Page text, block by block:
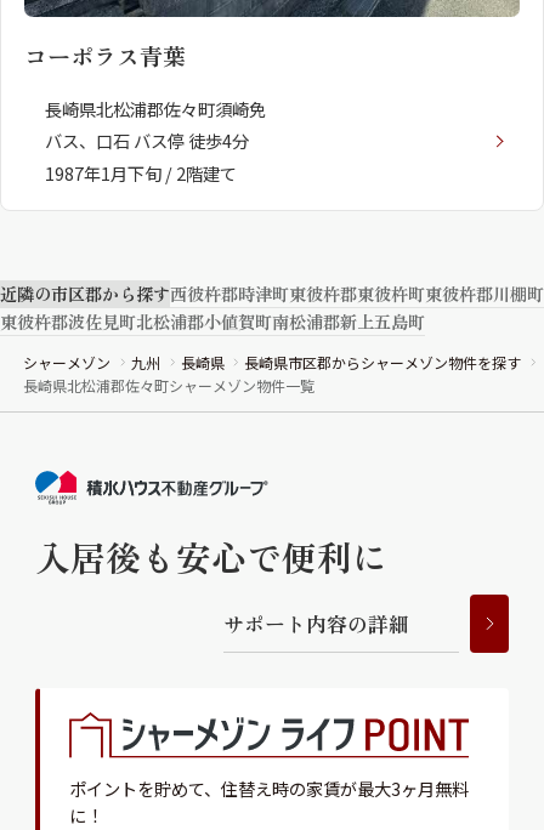
コーポラス青葉
長崎県北松浦郡佐々町須崎免
バス、口石 バス停 徒歩4分
1987年1月下旬 / 2階建て
近隣の市区郡から探す西彼杵郡時津町東彼杵郡東彼杵町東彼杵郡川棚町
東彼杵郡波佐見町北松浦郡小値賀町南松浦郡新上五島町
シャーメゾン 九州 長崎県
長崎県市区郡からシャーメゾン物件を探す
長崎県北松浦郡佐々町シャーメゾン物件一覧
入居後も安心で便利に
サポー ト 内容の詳細
ポイントを貯めて、 住替え時の家賃が最大3ヶ月無料
に！